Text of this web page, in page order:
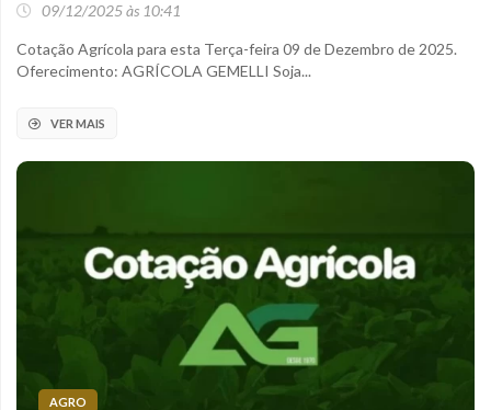
09/12/2025 às 10:41
Cotação Agrícola para esta Terça-feira 09 de Dezembro de 2025.
Oferecimento: AGRÍCOLA GEMELLI Soja...
VER MAIS
AGRO